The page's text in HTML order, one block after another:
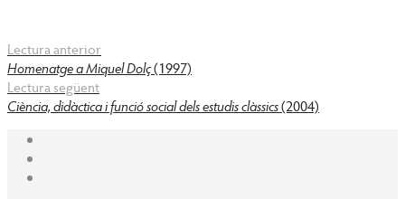
Lectura anterior
Homenatge a Miquel Dolç(1997)
Lectura següent
Ciència, didàctica i funció social dels estudis clàssics(2004)